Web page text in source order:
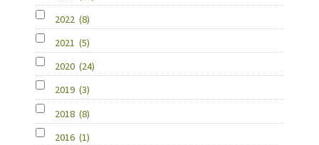
2022 (8)
2021 (5)
2020 (24)
2019 (3)
2018 (8)
2016 (1)